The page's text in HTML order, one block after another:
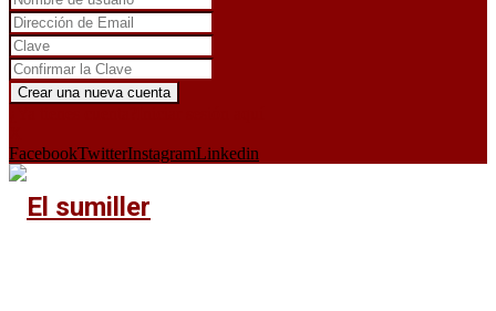
FacebookTwitterInstagramLinkedin